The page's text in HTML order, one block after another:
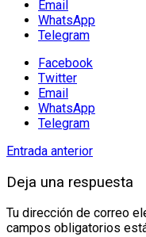
Email
WhatsApp
Telegram
Facebook
Twitter
Email
WhatsApp
Telegram
Entrada anterior
Deja una respuesta
Tu dirección de correo
campos obligatorios